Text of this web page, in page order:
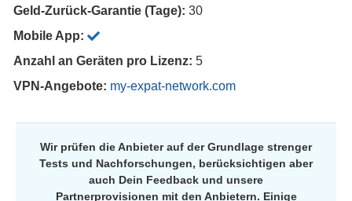
Geld-Zurück-Garantie (Tage): 30
Mobile App:
Anzahl an Geräten pro Lizenz: 5
VPN-Angebote: my-expat-network.com
Wir prüfen die Anbieter auf der Grundlage strenger
Tests und Nachforschungen, berücksichtigen aber
auch Dein Feedback und unsere
Partnerprovisionen mit den Anbietern. Einige